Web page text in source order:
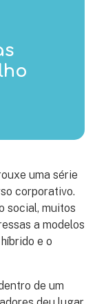
uma série
corporativo.
social, muitos
a modelos
e o
de um